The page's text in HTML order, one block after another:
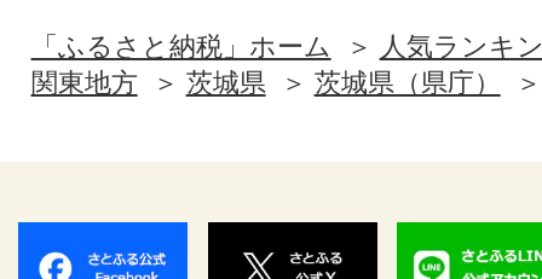
「ふるさと納税」ホーム
人気ランキ
関東地方
茨城県 茨城県（県庁）